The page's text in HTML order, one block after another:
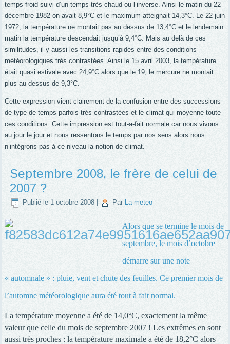
temps froid suivi d’un temps très chaud ou l’inverse. Ainsi le matin du 22
décembre 1982 on avait 8,9°C et le maximum atteignait 14,3°C. Le 22 juin
1972, la température ne montait pas au dessus de 13,4°C et le lendemain
matin la température descendait jusqu’à 9,4°C. Mais au delà de ces
similitudes, il y aussi les transitions rapides entre des conditions
météorologiques très contrastées. Ainsi le 15 avril 2003, la température
était quasi estivale avec 24,9°C alors que le 19, le mercure ne montait
plus au-dessus de 9,3°C.
Cette expression vient clairement de la confusion entre des successions
de type de temps parfois très contrastées et le climat qui moyenne toute
ces conditions. Cette impression est tout-a-fait normale car nous vivons
au jour le jour et nous ressentons le temps par nos sens alors nous
n’intégrons pas à ce niveau la notion de climat.
Septembre 2008, le frère de celui de
2007 ?
Publié le 1 octobre 2008 Par La meteo
Alors que se termine le mois de
septembre, le mois d’octobre
démarre sur une note
« automnale » : pluie, vent et chute des feuilles. Ce premier mois de
l’automne météorologique aura été tout à fait normal.
La température moyenne a été de 14,0°C, exactement la même
valeur que celle du mois de septembre 2007 ! Les extrêmes en sont
aussi très proches : la température maximale a été de 18,2°C alors